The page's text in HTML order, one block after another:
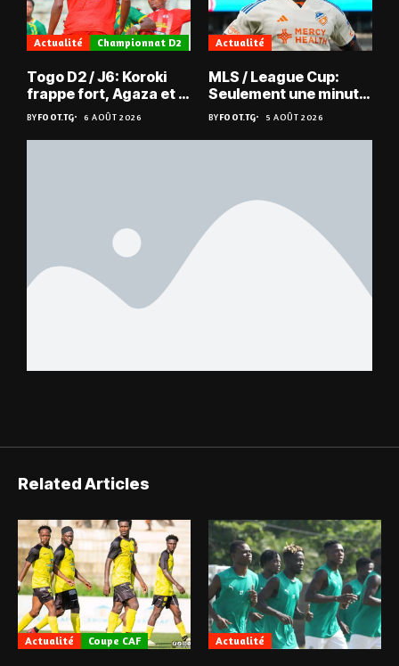
Actualité Championnat D2
Togo D2 / J6: Koroki
frappe fort, Agaza et la
JCA assurent,
suspense avant Sara
FC – Doumbé FC
BYFOOT.TG 6 AOÛT 2026
Actualité
MLS / League Cup:
Seulement une minute
de jeu pour Kévin
Denkey
BYFOOT.TG 5 AOÛT 2026
Related Articles
Actualité Coupe CAF Actualité